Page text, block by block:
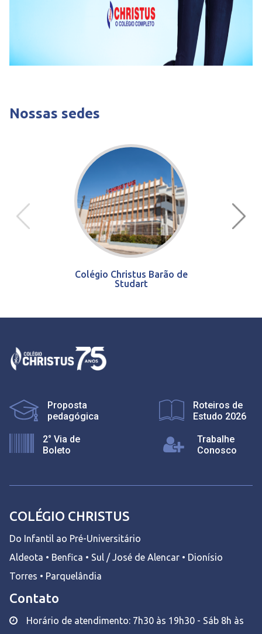
Nossas sedes
Colégio Christus Barão de
Studart
Proposta
pedagógica
Roteiros de
Estudo 2026
2° Via de
Boleto
Trabalhe
Conosco
COLÉGIO CHRISTUS
Do Infantil ao Pré-Universitário
Aldeota • Benfica • Sul / José de Alencar • Dionísio
Torres • Parquelândia
Contato
Horário de atendimento: 7h30 às 19h30 - Sáb 8h às